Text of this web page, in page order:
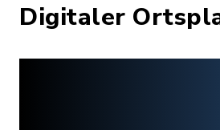
Digitaler